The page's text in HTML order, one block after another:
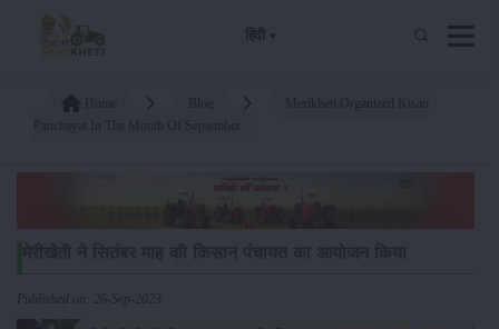
हिंदी
Published on: 26-Sep-2023